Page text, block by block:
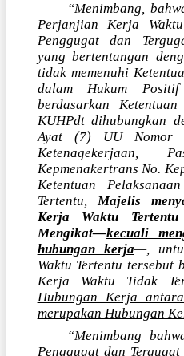
“Menimbang,
Perjanjian Kerja
Penggugat dan
yang bertentangan
tidak memenuhi
dalam Hukum Positif
berdasarkan
KUHPdt dihubungkan
Ayat (7) UU Nomor
Kepmenakertrans No.
Ketentuan
Tertentu,Majelis
Kerja Waktu
Mengikat—kecuali
hubungan kerja—,
Waktu Tertentu
Kerja Waktu Tidak
Hubungan Kerja
merupakan Hubungan
“Menimbang
Penggugat dan